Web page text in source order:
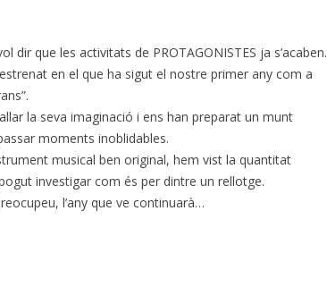
dir que les activitats de PROTAGONISTES ja s’acaben.
en el que ha sigut el nostre primer any com a
la seva imaginació i ens han preparat un munt
moments inoblidables.
musical ben original, hem vist la quantitat
investigar com és per dintre un rellotge.
l’any que ve continuarà…